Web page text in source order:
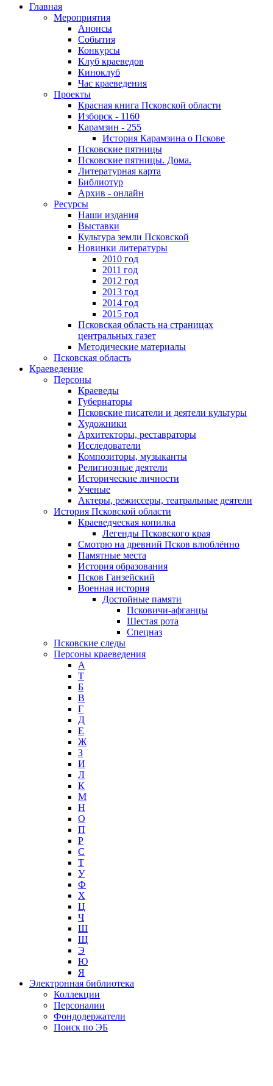
Главная
Мероприятия
Анонсы
События
Конкурсы
Клуб краеведов
Киноклуб
Час краеведения
Проекты
Красная книга Псковской области
Изборск - 1160
Карамзин - 255
История Карамзина о Пскове
Псковские пятницы
Псковские пятницы. Дома.
Литературная карта
Библиотур
Архив - онлайн
Ресурсы
Наши издания
Выставки
Культура земли Псковской
Новинки литературы
2010 год
2011 год
2012 год
2013 год
2014 год
2015 год
Псковская область на страницах
центральных газет
Методические материалы
Псковская область
Краеведение
Персоны
Краеведы
Губернаторы
Псковские писатели и деятели культуры
Художники
Архитекторы, реставраторы
Исследователи
Композиторы, музыканты
Религиозные деятели
Исторические личности
Ученые
Актеры, режиссеры, театральные деятели
История Псковской области
Краеведческая копилка
Легенды Псковского края
Смотрю на древний Псков влюблённо
Памятные места
История образования
Псков Ганзейский
Военная история
Достойные памяти
Псковичи-афганцы
Шестая рота
Спецназ
Псковские следы
Персоны краеведения
А
T
Б
В
Г
Д
Е
Ж
З
И
Л
К
М
Н
О
П
Р
С
Т
У
Ф
Х
Ц
Ч
Ш
Щ
Э
Ю
Я
Электронная библиотека
Коллекции
Персоналии
Фондодержатели
Поиск по ЭБ